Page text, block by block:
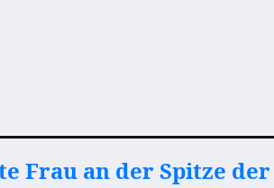
Frau an der Spitze der